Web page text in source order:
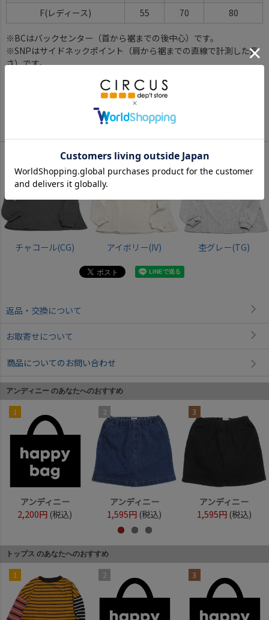
F(レディース) 55 70 80
※BCはバックセンター（首から裾までの後中心）です。
※SNPはサイドネックポイント（肩から裾までの直線で計測した長
さ）です。
チャコール(CG) アイボリー(IV) 杢グレー(TG)
返品・交換について
お取寄せについて
商品についてのお問い合わせ
アンディニー のあなたへのおすすめ
1
アンディニー
2,200円 (税込)
2
アンディニー
1,595円 (税込)
3
アンディニー
1,595円 (税込)
トップス のあなたへのおすすめ
1 2 3